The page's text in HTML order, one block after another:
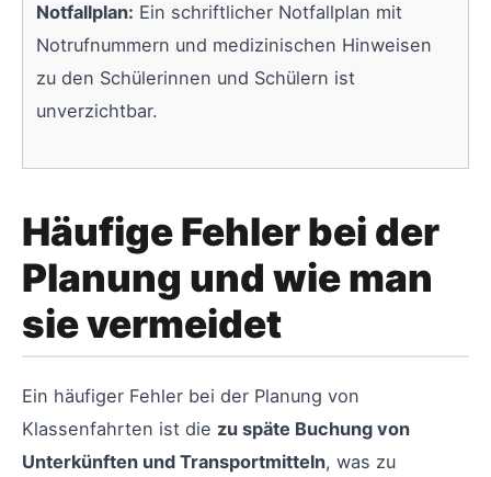
Notfallplan: Ein schriftlicher Notfallplan mit
Notrufnummern und medizinischen Hinweisen
zu den Schülerinnen und Schülern ist
unverzichtbar.
Häufige Fehler bei der
Planung und wie man
sie vermeidet
Ein häufiger Fehler bei der Planung von
Klassenfahrten ist die zu späte Buchung von
Unterkünften und Transportmitteln, was zu